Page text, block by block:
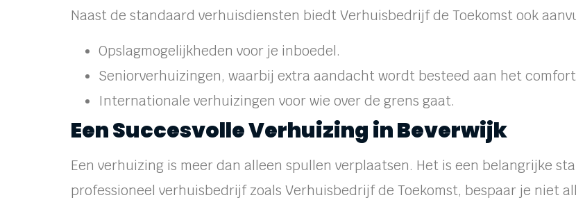
Naast de standaard verhuisdiensten biedt Verhuisbedrijf de Toekomst ook
Opslagmogelijkheden voor je inboedel.
Seniorverhuizingen, waarbij extra aandacht wordt besteed aan het
Internationale verhuizingen voor wie over de grens gaat.
Een Succesvolle Verhuizing in Beverwijk
Een verhuizing is meer dan alleen spullen verplaatsen. Het is een belangrijke
professioneel verhuisbedrijf zoals Verhuisbedrijf de Toekomst, bespaar je niet